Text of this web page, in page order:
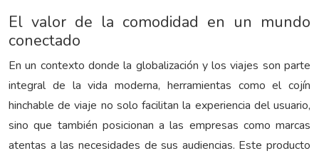
El valor de la comodidad en un mundo
conectado
En un contexto donde la globalización y los viajes son parte
integral de la vida moderna, herramientas como el cojín
hinchable de viaje no solo facilitan la experiencia del usuario,
sino que también posicionan a las empresas como marcas
atentas a las necesidades de sus audiencias. Este producto